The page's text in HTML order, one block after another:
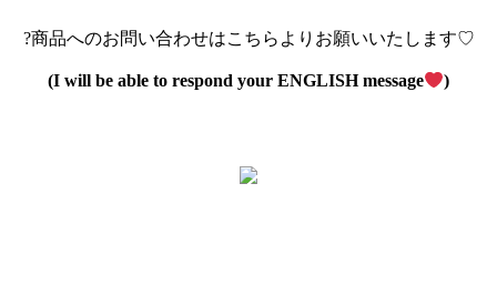
?商品へのお問い合わせはこちらよりお願いいたします♡
(I will be able to respond your ENGLISH message )